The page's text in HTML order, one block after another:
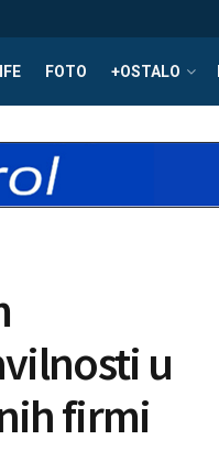
FOTO +OSTALO
u
firmi